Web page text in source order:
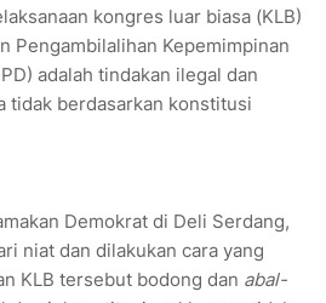
kongres luar biasa (KLB)
Pengambilalihan Kepemimpinan
adalah tindakan ilegal dan
tidak berdasarkan konstitusi
Demokrat di Deli Serdang,
niat dan dilakukan cara yang
KLB tersebut bodong dan abal-